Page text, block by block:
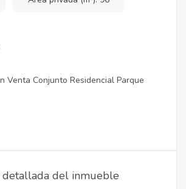
Venta Conjunto Residencial Parque
detallada del inmueble